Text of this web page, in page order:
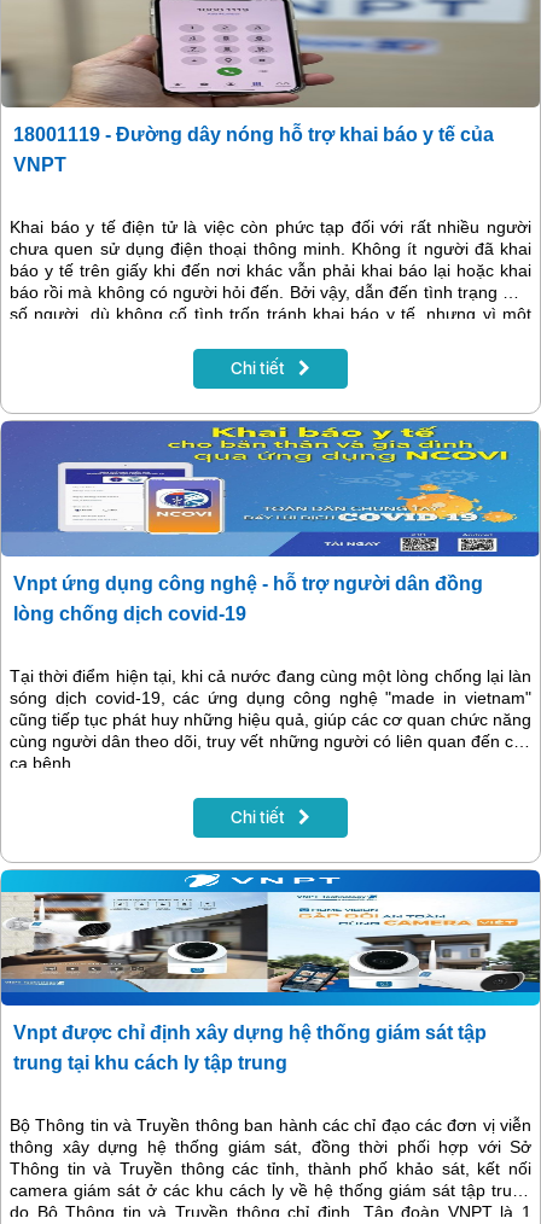
18001119 - Đường dây nóng hỗ trợ khai báo y tế của
VNPT
Khai báo y tế điện tử là việc còn phức tạp đối với rất nhiều người
chưa quen sử dụng điện thoại thông minh. Không ít người đã khai
báo y tế trên giấy khi đến nơi khác vẫn phải khai báo lại hoặc khai
báo rồi mà không có người hỏi đến. Bởi vậy, dẫn đến tình trạng một
số người, dù không cố tình trốn tránh khai báo y tế, nhưng vì một
Chi tiết
Vnpt ứng dụng công nghệ - hỗ trợ người dân đồng
lòng chống dịch covid-19
Tại thời điểm hiện tại, khi cả nước đang cùng một lòng chống lại làn
sóng dịch covid-19, các ứng dụng công nghệ "made in vietnam"
cũng tiếp tục phát huy những hiệu quả, giúp các cơ quan chức năng
cùng người dân theo dõi, truy vết những người có liên quan đến các
ca bệnh.
Chi tiết
Vnpt được chỉ định xây dựng hệ thống giám sát tập
trung tại khu cách ly tập trung
Bộ Thông tin và Truyền thông ban hành các chỉ đạo các đơn vị viễn
thông xây dựng hệ thống giám sát, đồng thời phối hợp với Sở
Thông tin và Truyền thông các tỉnh, thành phố khảo sát, kết nối
camera giám sát ở các khu cách ly về hệ thống giám sát tập trung
do Bộ Thông tin và Truyền thông chỉ định. Tập đoàn VNPT là 1